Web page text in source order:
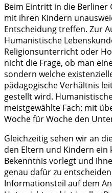
Beim Eintritt in die Berliner
mit ihren Kindern
Entscheidung treffen. Zur
Humanistische
Religionsunterricht oder
nicht die Frage, ob man
sondern welche
pädagogische Verhältnis
gestellt wird.
meistgewählte Fach: mit
Woche für Woche den
Gleichzeitig sehen wir an
den Eltern und Kindern
Bekenntnis vorlegt und
genau dafür zu
Informationsteil auf dem